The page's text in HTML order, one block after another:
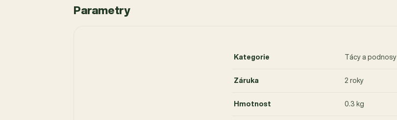
Parametry
Kategorie Tácy a podnosy
Záruka 2 roky
Hmotnost 0.3 kg